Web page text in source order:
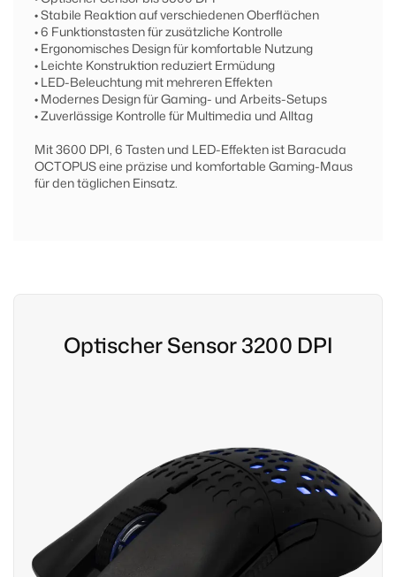
• Stabile Reaktion auf verschiedenen Oberflächen
• 6 Funktionstasten für zusätzliche Kontrolle
• Ergonomisches Design für komfortable Nutzung
• Leichte Konstruktion reduziert Ermüdung
• LED-Beleuchtung mit mehreren Effekten
• Modernes Design für Gaming- und Arbeits-Setups
• Zuverlässige Kontrolle für Multimedia und Alltag
Mit 3600 DPI, 6 Tasten und LED-Effekten ist Baracuda
OCTOPUS eine präzise und komfortable Gaming-Maus
für den täglichen Einsatz.
Optischer Sensor 3200 DPI